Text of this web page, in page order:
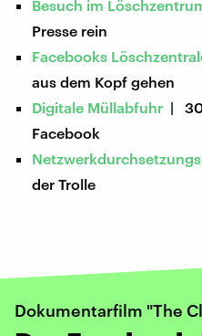
Besuch im
Presse rein
Facebooks
aus dem Kopf gehen
Digitale Müllabfuhr |
Facebook
der Trolle
Dokumentarfilm "The